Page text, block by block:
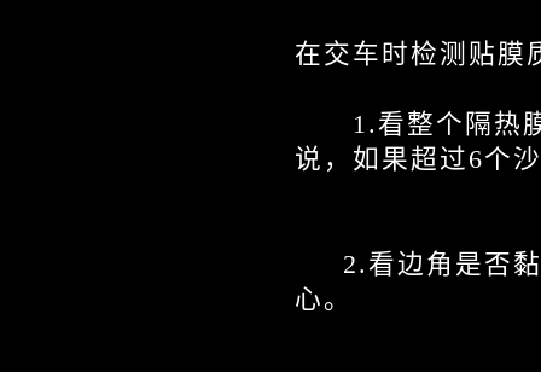
在交车时检测贴膜
1.看整个隔热
说，如果超过6个
2.看边角是否
心。